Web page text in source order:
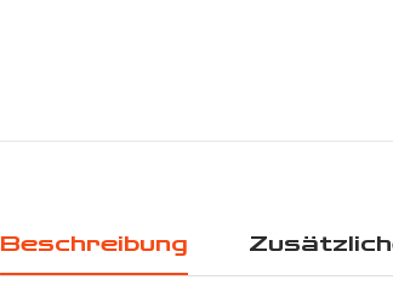
Beschreibung